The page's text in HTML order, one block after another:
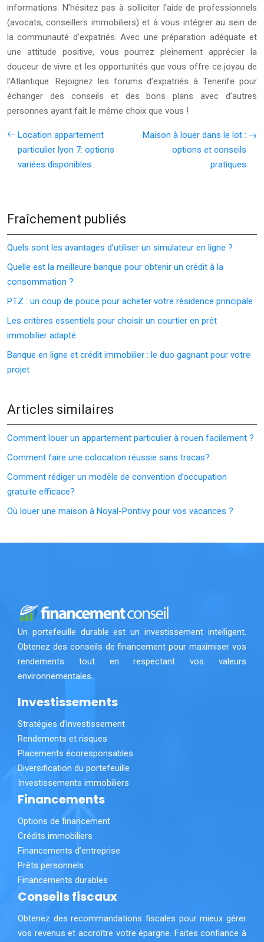
informations. N’hésitez pas à solliciter l’aide de professionnels
(avocats, conseillers immobiliers) et à vous intégrer au sein de
la communauté d’expatriés. Avec une préparation adéquate et
une attitude positive, vous pourrez pleinement apprécier la
douceur de vivre et les opportunités que vous offre ce joyau de
l’Atlantique. Rejoignez les forums d’expatriés à Tenerife pour
échanger des conseils et des bons plans avec d’autres
personnes ayant fait le même choix que vous !
Location appartement
particulier lyon 7: options
variées disponibles.
Maison à louer dans le lot :
options et conseils
pratiques
Fraîchement publiés
Quels sont les avantages d’utiliser un simulateur en ligne ?
Quelle est la meilleure banque pour obtenir un crédit à la
consommation ?
PTZ : un coup de pouce pour acheter votre résidence principale
Les critères essentiels pour choisir un courtier en prêt
immobilier adapté
Banque en ligne et crédit immobilier : le duo gagnant pour votre
projet
Articles similaires
Comment louer un appartement particulier à rouen facilement ?
Comment faire une colocation réussie sans tracas?
Comment rédiger un modèle de convention d’occupation
gratuite efficace?
Où louer une maison à Noyal-Pontivy pour vos vacances ?
Un portefeuille durable est un investissement intelligent.
Obtenez des conseils de financement pour maximiser vos
rendements tout en respectant vos valeurs
environnementales.
Investissements
Stratégies d’investissement
Rendements et risques
Placements écoresponsables
Diversification du portefeuille
Investissements immobiliers
Financements
Options de financement
Crédits immobiliers
Financements d’entreprise
Prêts personnels
Financements durables
Conseils fiscaux
Obtenez des recommandations fiscales pour mieux gérer
vos revenus et accroître votre épargne. Faites confiance à